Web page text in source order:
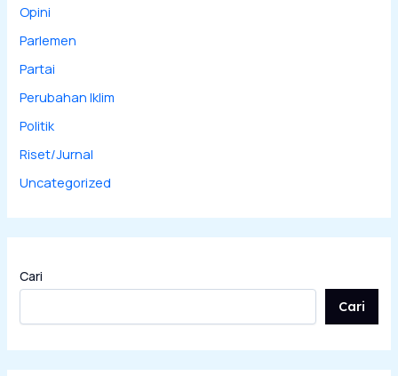
Opini
Parlemen
Partai
Perubahan Iklim
Politik
Riset/Jurnal
Uncategorized
Cari
Cari